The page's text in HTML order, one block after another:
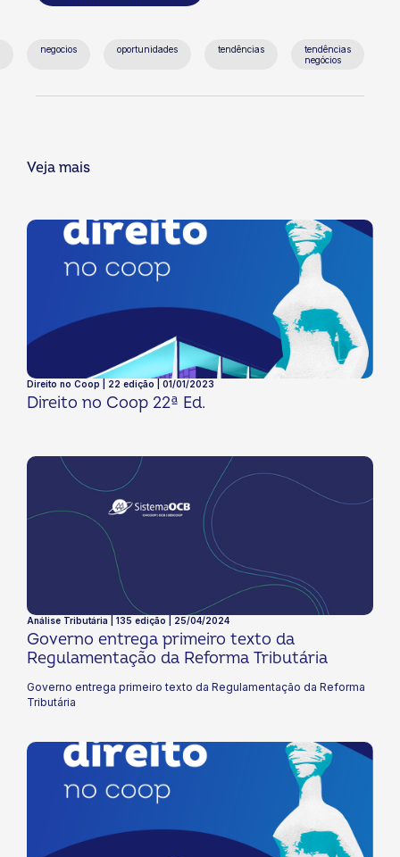
negocios oportunidades tendências
tendências
negócios
Veja mais
Direito no Coop | 22 edição | 01/01/2023
Direito no Coop 22ª Ed.
Análise Tributária | 135 edição | 25/04/2024
Governo entrega primeiro texto da
Regulamentação da Reforma Tributária
Governo entrega primeiro texto da Regulamentação da Reforma
Tributária